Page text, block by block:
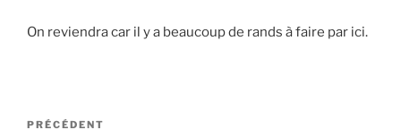
On reviendra car il y a beaucoup de rands à faire par ici.
Navigation
Article
PRÉCÉDENT